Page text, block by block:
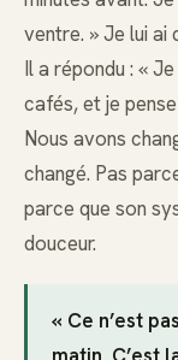
ventre. » Je lui ai
Il a répondu : «
cafés, et je
Nous avons
changé. Pas
parce que son
douceur.
« Ce n’est